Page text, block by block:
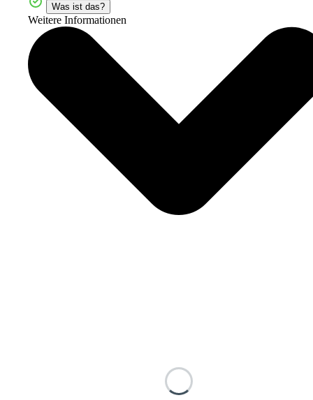
Was ist das?
Weitere Informationen